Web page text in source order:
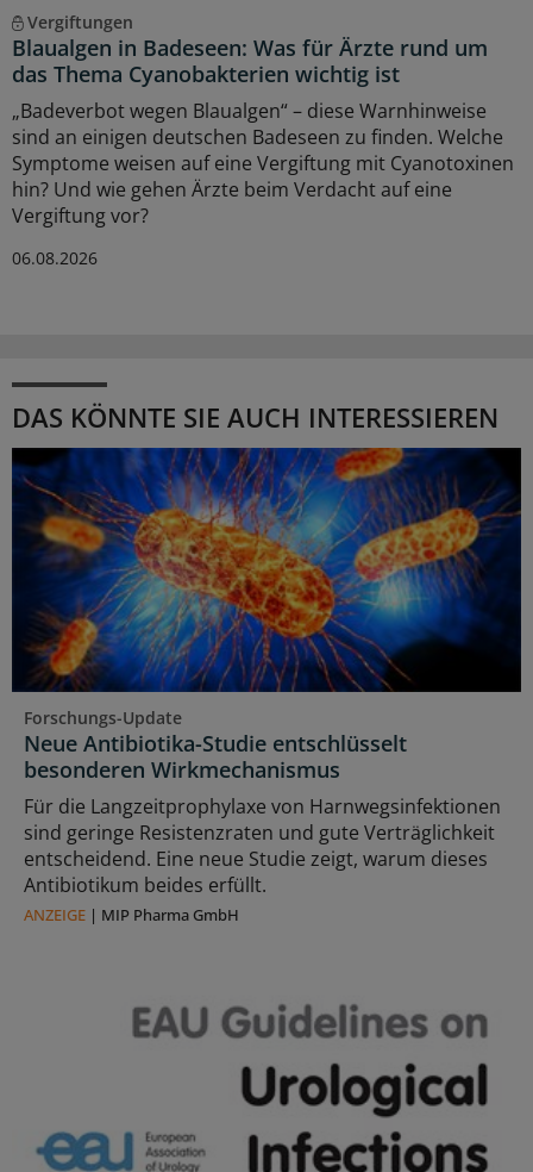
Vergiftungen
Blaualgen in Badeseen: Was für Ärzte rund um
das Thema Cyanobakterien wichtig ist
„Badeverbot wegen Blaualgen“ – diese Warnhinweise
sind an einigen deutschen Badeseen zu finden. Welche
Symptome weisen auf eine Vergiftung mit Cyanotoxinen
hin? Und wie gehen Ärzte beim Verdacht auf eine
Vergiftung vor?
06.08.2026
DAS KÖNNTE SIE AUCH INTERESSIEREN
Forschungs-Update
Neue Antibiotika-Studie entschlüsselt
besonderen Wirkmechanismus
Für die Langzeitprophylaxe von Harnwegsinfektionen
sind geringe Resistenzraten und gute Verträglichkeit
entscheidend. Eine neue Studie zeigt, warum dieses
Antibiotikum beides erfüllt.
ANZEIGE | MIP Pharma GmbH